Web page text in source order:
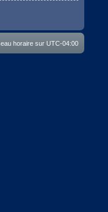
horaire sur UTC-04:00